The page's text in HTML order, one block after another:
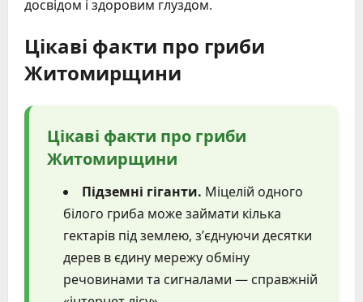
досвідом і здоровим глуздом.
Цікаві факти про гриби
Житомирщини
Цікаві факти про гриби
Житомирщини
Підземні гіганти. Міцелій одного
білого гриба може займати кілька
гектарів під землею, з’єднуючи десятки
дерев в єдину мережу обміну
речовинами та сигналами — справжній